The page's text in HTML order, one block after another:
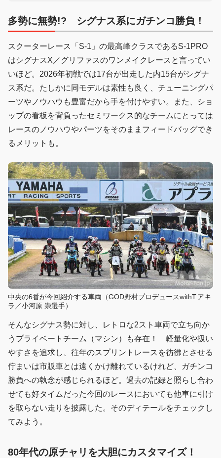
多勢に無勢!? シグナス系にガチンコ勝負！
スクーターレース「S-1」の最高峰クラスであるS-1PRO
はシグナスX／グリファスのワンメイクレースと言ってい
いほど。2026年初戦では17台が出走した内15台がシグナ
ス系だ。たしかに同モデルは素性も良く、チューニングパ
ーツやノウハウも豊富だから手を付けやすい。また、ショ
ップの看板を背負ったセミワークス的なチームにとっては
レースのノウハウやパーツをそのままフィードバッグでき
るメリットも。
中央の6番が今回紹介する車両（GOD野村プロデュースwithT.アキ
ラ／小河原 崇選手）
そんなシグナス勢に対し、レトロな2スト車両で立ち向か
うプライベートチーム（マシン）も存在！ 軽量化や扱い
やすさを追求し、往年のスプリントレースを彷彿とさせる
佇まいは市販車とは遠くかけ離れているけれど、ガチンコ
勝負への執念が感じられるほど。過去の記録と照らし合わ
せても好タイムだった今回のレースにおいても他車に引け
を取らない走りを披露した。そのディテールをチェックし
てみよう。
80年代の原チャリを大胆にカスタマイズ！